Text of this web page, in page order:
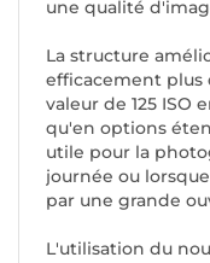
une qualité
La structure
efficacement
valeur de 125 ISO
qu'en options
utile pour la
journée ou
par une grande
L'utilisation du